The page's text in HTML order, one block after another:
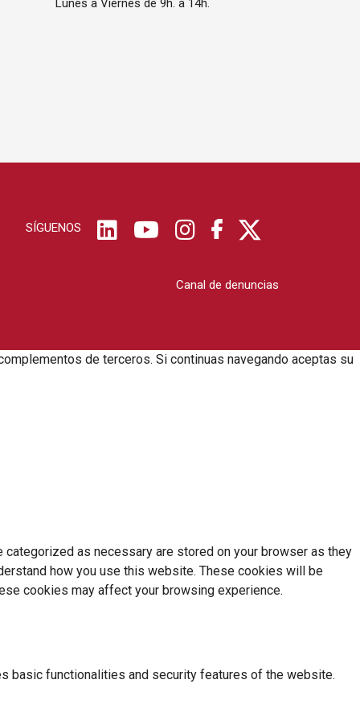
Lunes a Viernes de 9h. a 14h.
SÍGUENOS
Canal de denuncias
de terceros. Si continuas navegando aceptas su
as necessary are stored on your browser as they
how you use this website. These cookies will be
cookies may affect your browsing experience.
basic functionalities and security features of the website.